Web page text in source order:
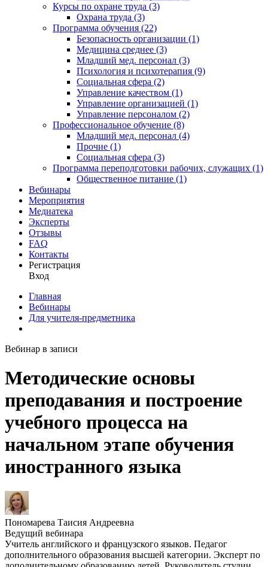
Курсы по охране труда (3)
Охрана труда (3)
Программа обучения (22)
Безопасность организации (1)
Медицина среднее (3)
Младший мед. персонал (3)
Психология и психотерапия (9)
Социальная сфера (2)
Управление качеством (1)
Управление организацией (1)
Управление персоналом (2)
Профессиональное обучение (8)
Младший мед. персонал (4)
Прочие (1)
Социальная сфера (3)
Программа переподготовки рабочих, служащих (1)
Общественное питание (1)
Вебинары
Мероприятия
Медиатека
Эксперты
Отзывы
FAQ
Контакты
Регистрация
Вход
Главная
Вебинары
Для учителя-предметника
Вебинар в записи
Методические основы
преподавания и построение
учебного процесса на
начальном этапе обучения
иностранного языка
Пономарева Таисия Андреевна
Ведущий вебинара
Учитель английского и французского языков. Педагог
дополнительного образования высшей категории. Эксперт по